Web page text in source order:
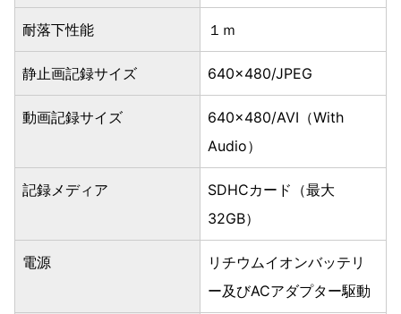
耐落下性能 １ｍ
静止画記録サイズ 640×480/JPEG
動画記録サイズ
640×480/AVI（With
Audio）
記録メディア
SDHCカード（最大
32GB）
電源
リチウムイオンバッテリ
ー及びACアダプター駆動